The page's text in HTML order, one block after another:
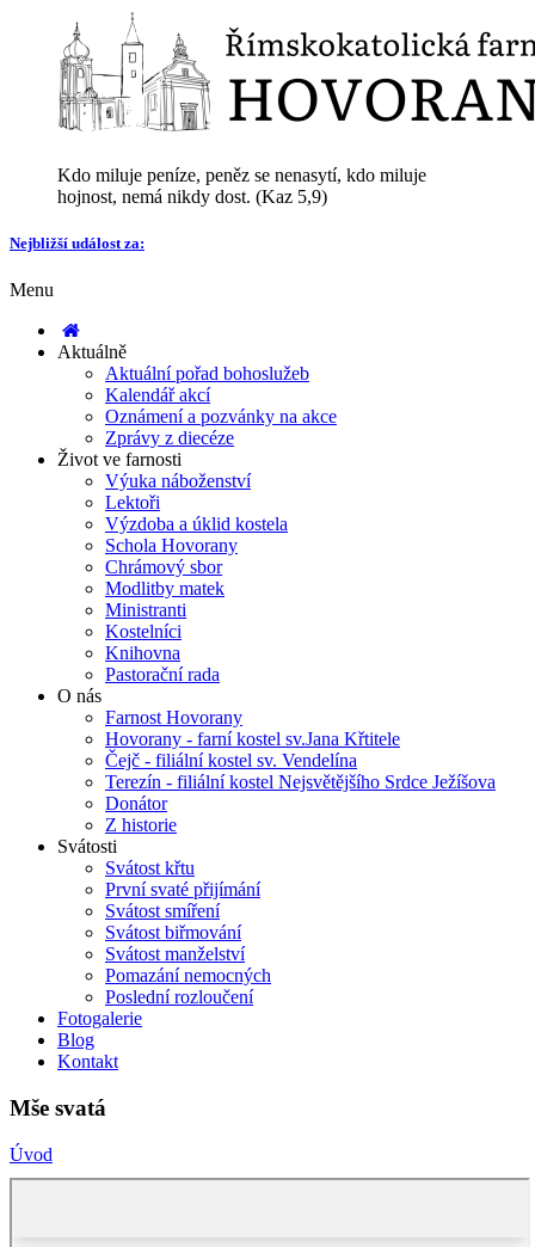
Kdo miluje peníze, peněz se nenasytí, kdo miluje
hojnost, nemá nikdy dost. (Kaz 5,9)
Nejbližší událost za:
Menu
Aktuálně
Aktuální pořad bohoslužeb
Kalendář akcí
Oznámení a pozvánky na akce
Zprávy z diecéze
Život ve farnosti
Výuka náboženství
Lektoři
Výzdoba a úklid kostela
Schola Hovorany
Chrámový sbor
Modlitby matek
Ministranti
Kostelníci
Knihovna
Pastorační rada
O nás
Farnost Hovorany
Hovorany - farní kostel sv.Jana Křtitele
Čejč - filiální kostel sv. Vendelína
Terezín - filiální kostel Nejsvětějšího Srdce Ježíšova
Donátor
Z historie
Svátosti
Svátost křtu
První svaté přijímání
Svátost smíření
Svátost biřmování
Svátost manželství
Pomazání nemocných
Poslední rozloučení
Fotogalerie
Blog
Kontakt
Mše svatá
Úvod